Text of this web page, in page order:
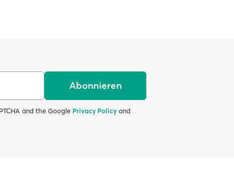
Abonnieren
and the Google Privacy Policy and